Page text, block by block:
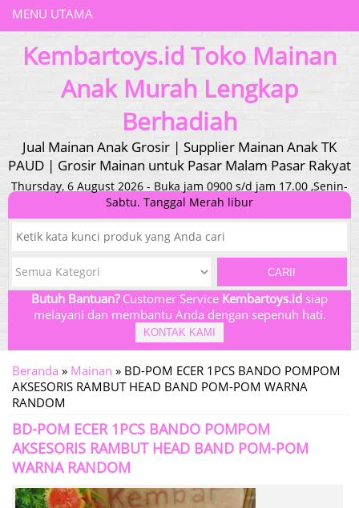
MENU UTAMA
Kembartoys.id Toko Mainan
Anak Murah Lengkap
Berhadiah
Jual Mainan Anak Grosir | Supplier Mainan Anak TK
PAUD | Grosir Mainan untuk Pasar Malam Pasar Rakyat
Thursday, 6 August 2026 - Buka jam 0900 s/d jam 17.00 ,Senin-
Sabtu. Tanggal Merah libur
CARI!
Butuh Bantuan?Customer Service Kembartoys.id siap
melayani dan membantu Anda dengan sepenuh hati.
KONTAK KAMI
Beranda » Mainan » BD-POM ECER 1PCS BANDO POMPOM
AKSESORIS RAMBUT HEAD BAND POM-POM WARNA
RANDOM
BD-POM ECER 1PCS BANDO POMPOM
AKSESORIS RAMBUT HEAD BAND POM-POM
WARNA RANDOM